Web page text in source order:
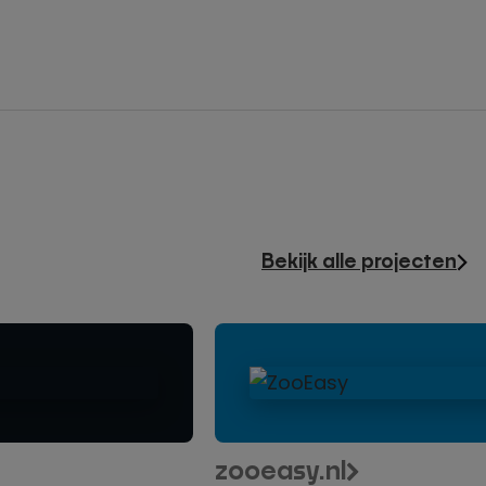
Bekijk alle projecten
zooeasy.nl
WordPress
website
maat
voor